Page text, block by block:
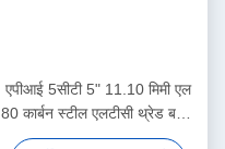
एपीआई 5सीटी 5" 11.10 मिमी एल
80 कार्बन स्टील एलटीसी थ्रेड बकल
डबल-वॉल्व ऑटो-फिल फ्लोट कॉलर